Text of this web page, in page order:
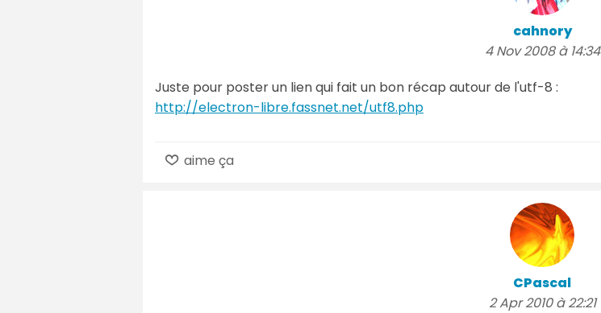
cahnory
4 Nov 2008 à 14:34
Juste pour poster un lien qui fait un bon récap autour de l'utf-8 :
http://electron-libre.fassnet.net/utf8.php
aime ça
CPascal
2 Apr 2010 à 22:21